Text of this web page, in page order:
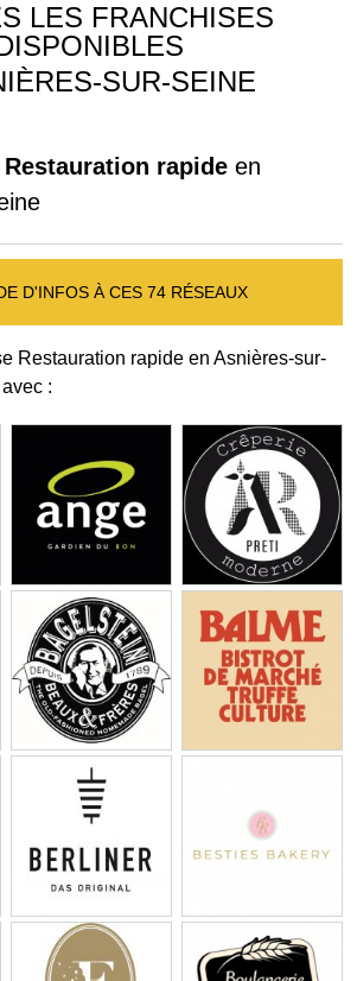
LES FRANCHISES
SUR-SEINE
rapide en
D'INFOS À CES 74 RÉSEAUX
Restauration rapide en Asnières-sur-
: